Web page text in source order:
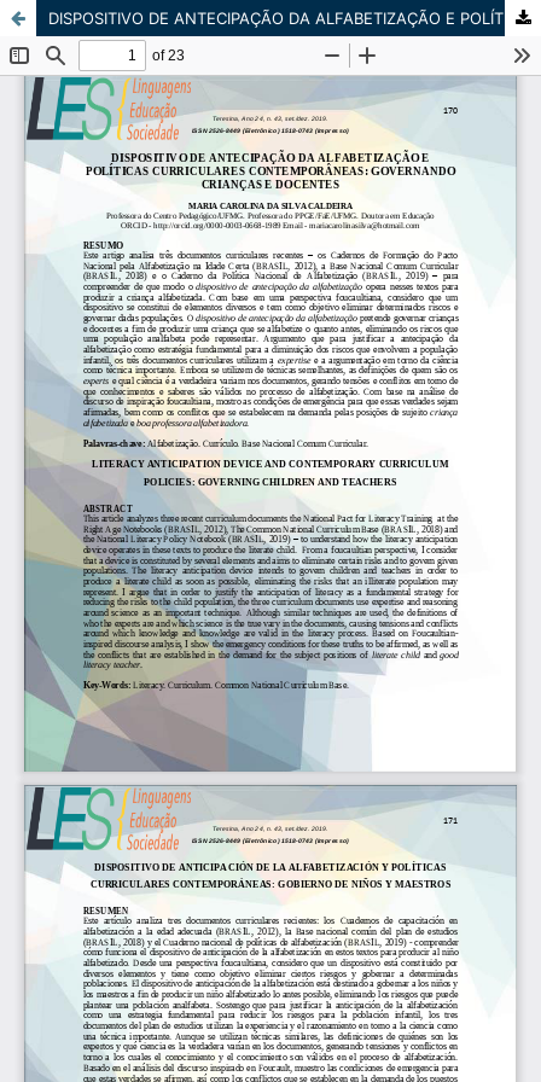
DISPOSITIVO DE ANTECIPAÇÃO DA ALFABETIZAÇÃO E POLÍTICAS CURRICULARES CONTEMPORÂNEAS: GOVERNANDO CRIANÇAS E DOCENTES